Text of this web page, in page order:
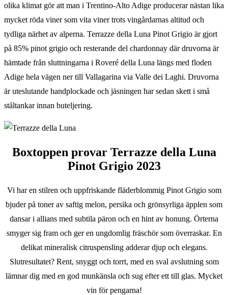
olika klimat gör att man i Trentino-Alto Adige producerar nästan lika
mycket röda viner som vita viner trots vingårdarnas altitud och
tydliga närhet av alperna. Terrazze della Luna Pinot Grigio är gjort
på 85% pinot grigio och resterande del chardonnay där druvorna är
hämtade från sluttningarna i Roveré della Luna längs med floden
Adige hela vägen ner till Vallagarina via Valle dei Laghi. Druvorna
är uteslutande handplockade och jäsningen har sedan skett i små
ståltankar innan buteljering.
Boxtoppen provar Terrazze della Luna
Pinot Grigio 2023
Vi har en stilren och uppfriskande fläderblommig Pinot Grigio som
bjuder på toner av saftig melon, persika och grönsyrliga äpplen som
dansar i allians med subtila päron och en hint av honung. Örterna
smyger sig fram och ger en ungdomlig fräschör som överraskar. En
delikat mineralisk citruspensling adderar djup och elegans.
Slutresultatet? Rent, snyggt och torrt, med en sval avslutning som
lämnar dig med en god munkänsla och sug efter ett till glas. Mycket
vin för pengarna!